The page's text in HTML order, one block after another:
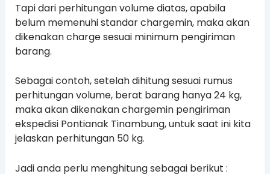
Tapi dari perhitungan volume diatas, apabila
belum memenuhi standar chargemin, maka akan
dikenakan charge sesuai minimum pengiriman
barang.
Sebagai contoh, setelah dihitung sesuai rumus
perhitungan volume, berat barang hanya 24 kg,
maka akan dikenakan chargemin pengiriman
ekspedisi Pontianak Tinambung, untuk saat ini kita
jelaskan perhitungan 50 kg.
Jadi anda perlu menghitung sebagai berikut :